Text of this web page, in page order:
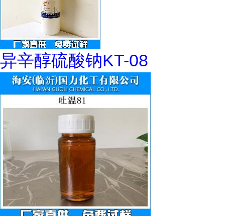
异辛醇硫酸钠KT-08